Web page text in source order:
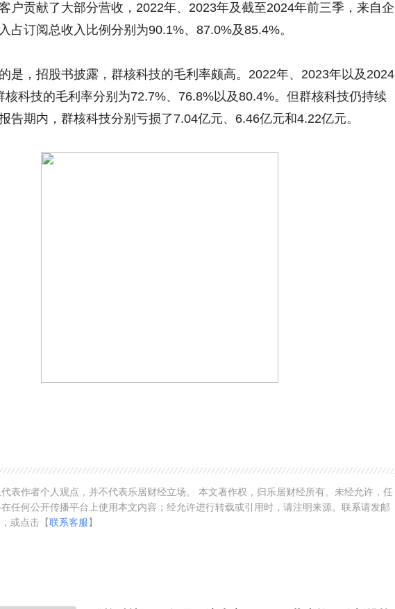
户贡献了大部分营收，2022年、2023年及截至2024年前三季，来自企
占订阅总收入比例分别为90.1%、87.0%及85.4%。
是，招股书披露，群核科技的毛利率颇高。2022年、2023年以及2024
核科技的毛利率分别为72.7%、76.8%以及80.4%。但群核科技仍持续
告期内，群核科技分别亏损了7.04亿元、6.46亿元和4.22亿元。
表作者个人观点，并不代表乐居财经立场。 本文著作权，归乐居财经所有。未经允许，任
任何公开传播平台上使用本文内容；经允许进行转载或引用时，请注明来源。联系请发邮
或点击【联系客服】